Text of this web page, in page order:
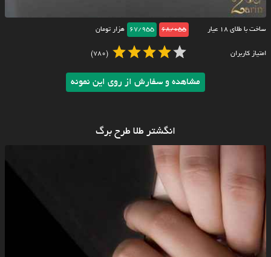
ساخت با طلای ۱۸ عیار 68/055
67/955 هزار تومان
امتیاز کاربران (780)
مشاهده و سفارش از روی این نمونه
انگشتر طلا طرح برگ